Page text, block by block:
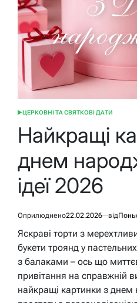
ОПУБЛІКУВАТИ
ЦЕРКОВНІ ТА СВЯТКОВІ ДАТИ
Найкращі
днем
ідеї 2026
Оприлюднено22.02.2026 від
Яскраві торти з
букети троянд у
з балаками – ось що
привітання на справжній
найкращі картинки з